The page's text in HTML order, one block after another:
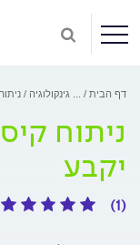
דף הבית גינקולוגיה
ניתוח
יקבע
(1)